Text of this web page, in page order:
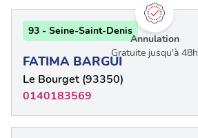
Annulation
Gratuite jusqu'à 48h
93 - Seine-Saint-Denis
FATIMA BARGUI
Le Bourget (93350)
0140183569